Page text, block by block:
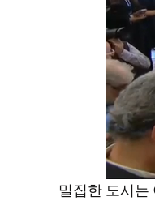
밀집한 도시는